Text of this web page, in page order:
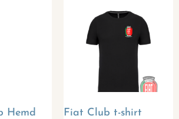
Hemd
Fiat Club t-shirt